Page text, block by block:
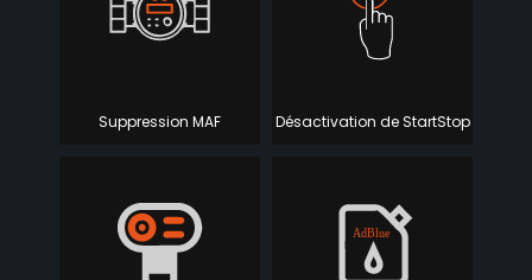
Suppression MAF Désactivation de StartStop